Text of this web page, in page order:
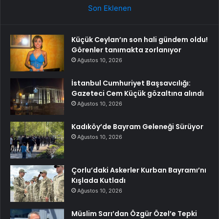
Son Eklenen
Küçük Ceylan’ın son hali gündem oldu!
Görenler tanımakta zorlanıyor
Ağustos 10, 2026
İstanbul Cumhuriyet Başsavcılığı:
Gazeteci Cem Küçük gözaltına alındı
Ağustos 10, 2026
Kadıköy’de Bayram Geleneği Sürüyor
Ağustos 10, 2026
Çorlu’daki Askerler Kurban Bayramı’nı
Kışlada Kutladı
Ağustos 10, 2026
Müslim Sarı’dan Özgür Özel’e Tepki